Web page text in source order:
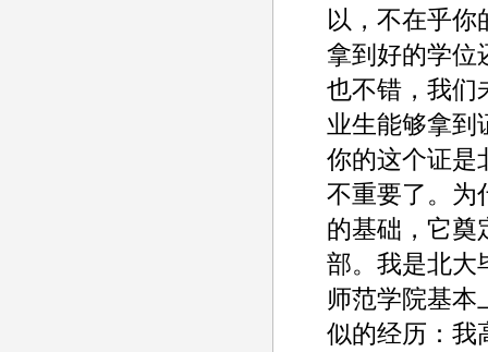
以，不在乎
拿到好的学位
也不错，我们
业生能够拿到
你的这个证是
不重要了。为
的基础，它奠
部。我是北大
师范学院基本
似的经历：我